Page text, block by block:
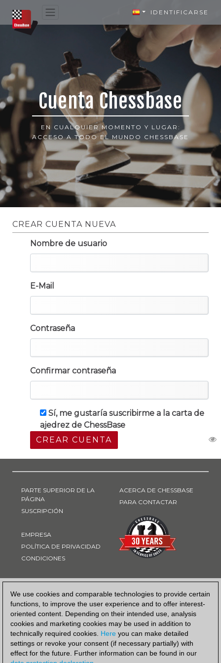
We use cookies and comparable technologies to provide certain
functions, to improve the user experience and to offer interest-
oriented content. Depending on their intended use, analysis
cookies and marketing cookies may be used in addition to
technically required cookies. Here you can make detailed
settings or revoke your consent (if necessary partially) with
effect for the future. Further information can be found in our
IDENTIFICARSE
Cuenta Chessbase
EN CUALQUIER MOMENTO Y LUGAR:
ACCESO A TODO EL MUNDO CHESSBASE
CREAR CUENTA NUEVA
Nombre de usuario
E-Mail
Contraseña
Confirmar contraseña
Sí, me gustaría suscribirme a la carta de
ajedrez de ChessBase
CREAR CUENTA
PARTE SUPERIOR DE LA
PÁGINA
SUSCRIPCIÓN
EMPRESA
POLÍTICA DE PRIVACIDAD
CONDICIONES
ACERCA DE CHESSBASE
PARA CONTACTAR
FORMA DE PAGO